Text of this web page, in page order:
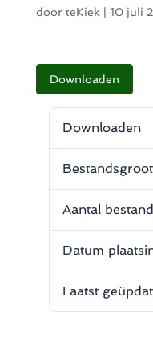
door teKiek 10 juli
Downloaden
Downloaden
Aantal
Datum
Laatst